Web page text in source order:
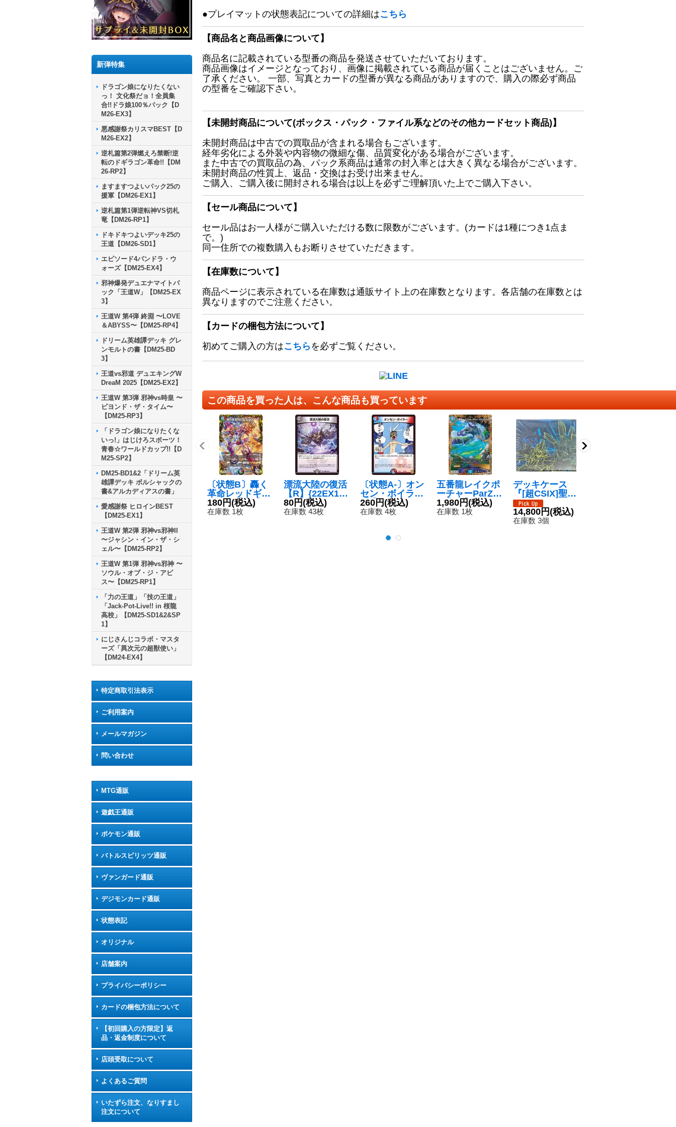
新弾特集
ドラゴン娘になりたくない
っ！ 文化祭だョ！全員集
合!!ドラ娘100％パック【D
M26-EX3】
悪感謝祭カリスマBEST【D
M26-EX2】
逆札篇第2弾燃えろ禁断!逆
転のドギラゴン革命!!【DM
26-RP2】
ますますつよいパック25の
援軍【DM26-EX1】
逆札篇第1弾逆転神VS切札
竜【DM26-RP1】
ドキドキつよいデッキ25の
王道【DM26-SD1】
エピソード4パンドラ・ウ
ォーズ【DM25-EX4】
邪神爆発デュエナマイトパ
ック「王道W」【DM25-EX
3】
王道W 第4弾 終淵 〜LOVE
＆ABYSS〜【DM25-RP4】
ドリーム英雄譚デッキ グレ
ンモルトの書【DM25-BD
3】
王道vs邪道 デュエキングW
DreaM 2025【DM25-EX2】
王道W 第3弾 邪神vs時皇 〜
ビヨンド・ザ・タイム〜
【DM25-RP3】
「ドラゴン娘になりたくな
いっ!」はじけろスポーツ！
青春☆ワールドカップ!!【D
M25-SP2】
DM25-BD1&2「ドリーム英
雄譚デッキ ボルシャックの
書&アルカディアスの書」
愛感謝祭 ヒロインBEST
【DM25-EX1】
王道W 第2弾 邪神vs邪神II
〜ジャシン・イン・ザ・シ
ェル〜【DM25-RP2】
王道W 第1弾 邪神vs邪神 〜
ソウル・オブ・ジ・アビ
ス〜【DM25-RP1】
「力の王道」「技の王道」
「Jack-Pot-Live!! in 桜龍
高校」【DM25-SD1&2&SP
1】
にじさんじコラボ・マスタ
ーズ「異次元の超獣使い」
【DM24-EX4】
特定商取引法表示
ご利用案内
メールマガジン
問い合わせ
MTG通販
遊戯王通販
ポケモン通販
バトルスピリッツ通販
ヴァンガード通販
デジモンカード通販
状態表記
オリジナル
店舗案内
プライバシーポリシー
カードの梱包方法について
【初回購入の方限定】返
品・返金制度について
店頭受取について
よくあるご質問
いたずら注文、なりすまし
注文について
●プレイマットの状態表記についての詳細はこちら
【商品名と商品画像について】
商品名に記載されている型番の商品を発送させていただいております。
商品画像はイメージとなっており、画像に掲載されている商品が届くことはございません。ご
了承ください。 一部、写真とカードの型番が異なる商品がありますので、購入の際必ず商品
の型番をご確認下さい。
【未開封商品について(ボックス・パック・ファイル系などのその他カードセット商品)】
未開封商品は中古での買取品が含まれる場合もございます。
経年劣化による外装や内容物の微細な傷、品質変化がある場合がございます。
また中古での買取品の為、パック系商品は通常の封入率とは大きく異なる場合がございます。
未開封商品の性質上、返品・交換はお受け出来ません。
ご購入、ご購入後に開封される場合は以上を必ずご理解頂いた上でご購入下さい。
【セール商品について】
セール品はお一人様がご購入いただける数に限数がございます。(カードは1種につき1点ま
で。)
同一住所での複数購入もお断りさせていただきます。
【在庫数について】
商品ページに表示されている在庫数は通販サイト上の在庫数となります。各店舗の在庫数とは
異なりますのでご注意ください。
【カードの梱包方法について】
初めてご購入の方はこちら を必ずご覧ください。
この商品を買った人は、こんな商品も買っています
〔状態B〕轟く
革命レッドギラ
ゾーン【SR】
{RP21TR6/TR1
180円(税込)
在庫数 1枚
漂流大陸の復活
【R】{22EX15
0/130}《闇》
80円(税込)
在庫数 43枚
〔状態A-〕オン
セン・ボイラー
【-】{EX1535/1
00}《多》
260円(税込)
在庫数 4枚
五番龍レイクポ
ーチャーParZer
o【SR】{23RP
34B/22}《水》
1,980円(税込)
在庫数 1枚
デッキケース
『[超CSIX]聖霊
王アルカディア
ス』【サプラ
イ】{-}
14,800円(税込)
在庫数 3個